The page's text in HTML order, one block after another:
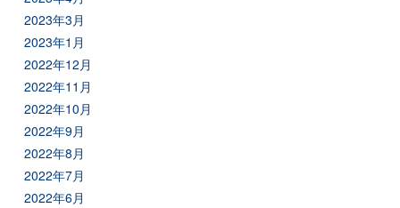
2023年3月
2023年1月
2022年12月
2022年11月
2022年10月
2022年9月
2022年8月
2022年7月
2022年6月